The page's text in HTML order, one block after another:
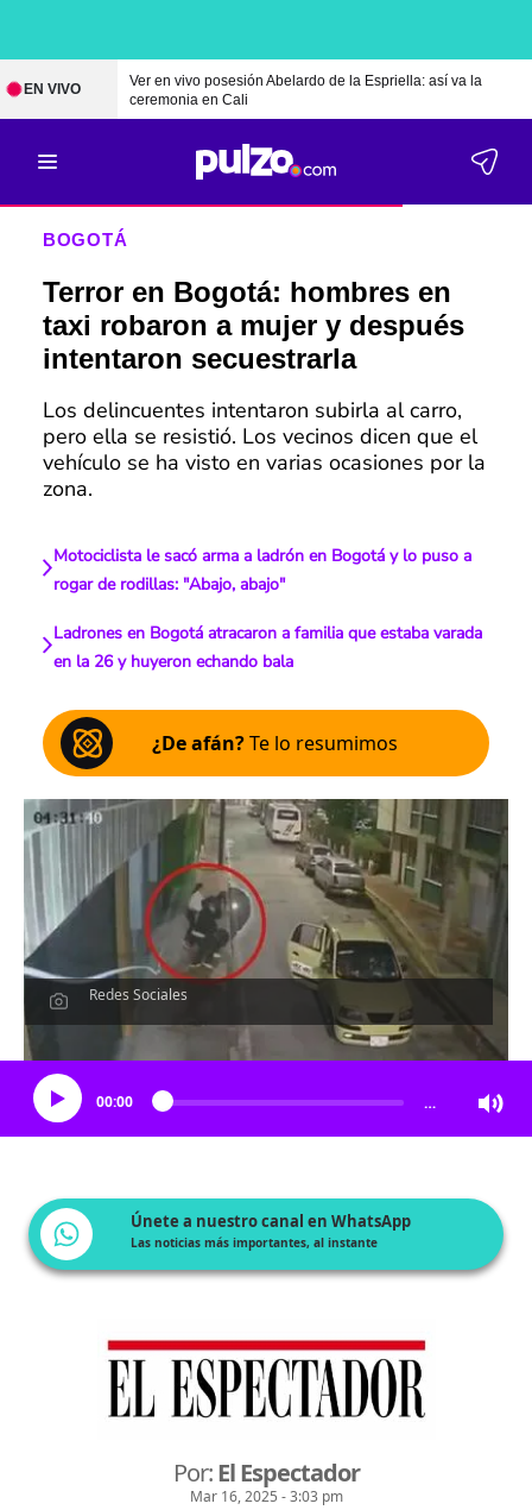
EN VIVO
Ver en vivo posesión Abelardo de la Espriella: así va la
ceremonia en Cali
BOGOTÁ
Terror en Bogotá: hombres en
taxi robaron a mujer y después
intentaron secuestrarla
Los delincuentes intentaron subirla al carro,
pero ella se resistió. Los vecinos dicen que el
vehículo se ha visto en varias ocasiones por la
zona.
Motociclista le sacó arma a ladrón en Bogotá y lo puso a
rogar de rodillas: "Abajo, abajo"
Ladrones en Bogotá atracaron a familia que estaba varada
en la 26 y huyeron echando bala
¿De afán?Te lo resumimos
Redes Sociales
Escucha el artículo
00:00 …
Únete a nuestro canal en WhatsApp
Las noticias más importantes, al instante
Por:El Espectador
Mar 16, 2025 - 3:03 pm